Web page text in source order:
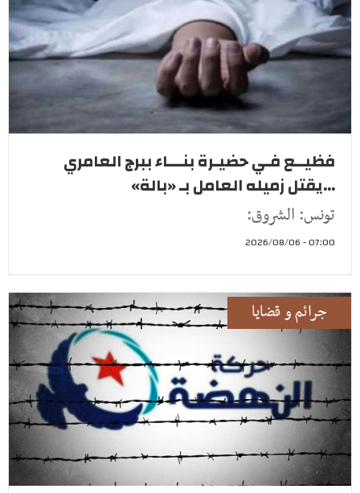
فظيــع فـي حضيـرة بنـــاء ببرج العامري
...يقتل زميله العامل بـ «بالة»
تونس: الشروق:
07:00 - 2026/08/06
جرائم و قضايا